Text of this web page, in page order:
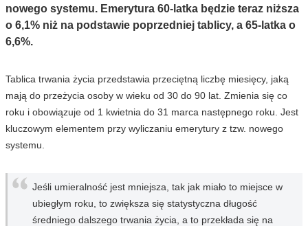
nowego systemu. Emerytura 60-latka będzie teraz niższa
o 6,1% niż na podstawie poprzedniej tablicy, a 65-latka o
6,6%.
Tablica trwania życia przedstawia przeciętną liczbę miesięcy, jaką
mają do przeżycia osoby w wieku od 30 do 90 lat. Zmienia się co
roku i obowiązuje od 1 kwietnia do 31 marca następnego roku. Jest
kluczowym elementem przy wyliczaniu emerytury z tzw. nowego
systemu.
Jeśli umieralność jest mniejsza, tak jak miało to miejsce w
ubiegłym roku, to zwiększa się statystyczna długość
średniego dalszego trwania życia, a to przekłada się na